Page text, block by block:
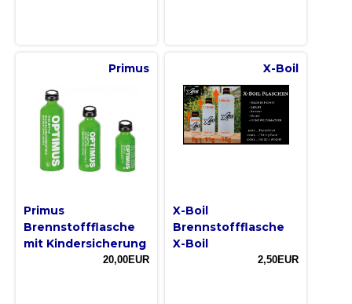
Primus
Primus
Brennstoffflasche
mit Kindersicherung
20,00EUR
X-Boil
X-Boil
Brennstoffflasche
X-Boil
2,50EUR